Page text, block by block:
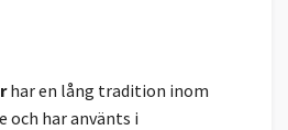
har en lång tradition inom
och har använts i